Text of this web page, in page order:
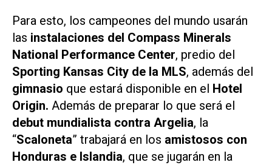
Para esto, los campeones del mundo usarán
las instalaciones del Compass Minerals
National Performance Center, predio del
Sporting Kansas City de la MLS, además del
gimnasio que estará disponible en el Hotel
Origin. Además de preparar lo que será el
debut mundialista contra Argelia, la
“Scaloneta” trabajará en los amistosos con
Honduras e Islandia, que se jugarán en la